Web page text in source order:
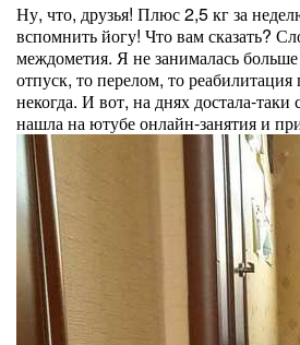
Ну, что, друзья! Плюс 2,5 кг за
вспомнить йогу! Что вам сказать?
междометия. Я не занималась больше
отпуск, то перелом, то реабилитация
некогда. И вот, на днях достала-
нашла на ютубе онлайн-занятия и